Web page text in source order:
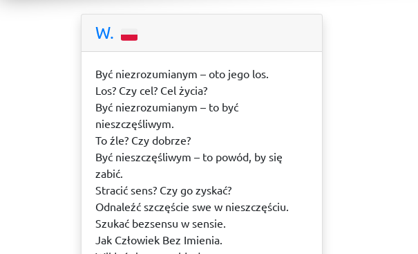
W.
Być niezrozumianym – oto jego los.
Los? Czy cel? Cel życia?
Być niezrozumianym – to być
nieszczęśliwym.
To źle? Czy dobrze?
Być nieszczęśliwym – to powód, by się
zabić.
Stracić sens? Czy go zyskać?
Odnaleźć szczęście swe w nieszczęściu.
Szukać bezsensu w sensie.
Jak Człowiek Bez Imienia.